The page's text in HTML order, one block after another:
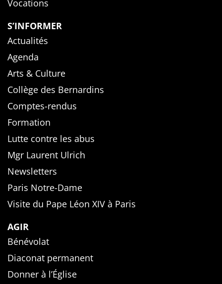
Vocations
S’INFORMER
Actualités
Agenda
Arts & Culture
Collège des Bernardins
Comptes-rendus
Formation
Lutte contre les abus
Mgr Laurent Ulrich
Newsletters
Paris Notre-Dame
Visite du Pape Léon XIV à Paris
AGIR
Bénévolat
Diaconat permanent
Donner à l’Église